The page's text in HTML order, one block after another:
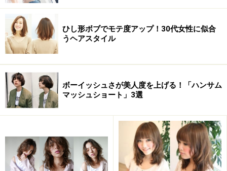
ひし形ボブでモテ度アップ！30代女性に似合
うヘアスタイル
ボーイッシュさが美人度を上げる！「ハンサム
マッシュショート」3選